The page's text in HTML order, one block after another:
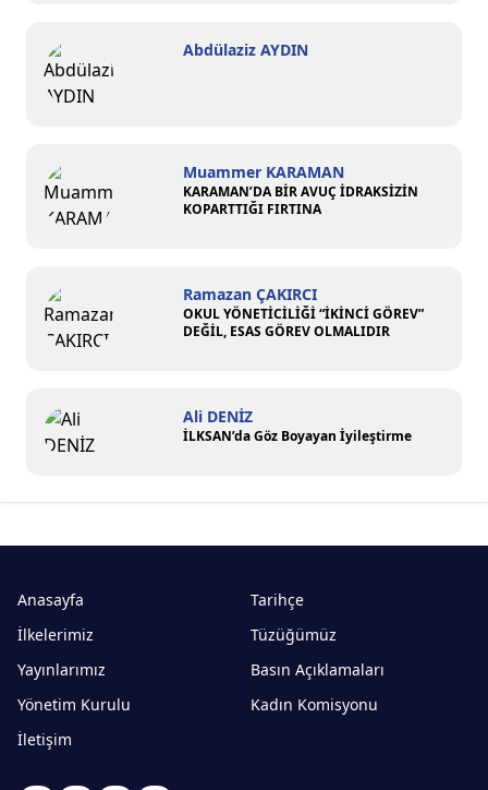
Abdülaziz AYDIN
Muammer KARAMAN
KARAMAN’DA BİR AVUÇ İDRAKSİZİN
KOPARTTIĞI FIRTINA
Ramazan ÇAKIRCI
OKUL YÖNETİCİLİĞİ “İKİNCİ GÖREV”
DEĞİL, ESAS GÖREV OLMALIDIR
Ali DENİZ
İLKSAN’da Göz Boyayan İyileştirme
Anasayfa
Tarihçe
İlkelerimiz
Tüzüğümüz
Yayınlarımız
Basın Açıklamaları
Yönetim Kurulu
Kadın Komisyonu
İletişim